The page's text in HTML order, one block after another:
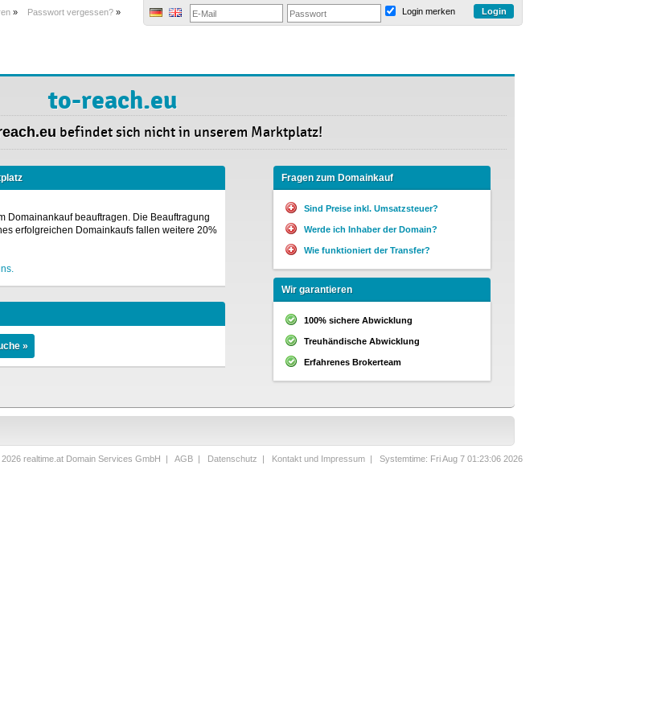
» Passwort vergessen? » Login merken
to-reach.eu
befindet sich nicht in unserem Marktplatz!
Domainankauf beauftragen. Die Beauftragung
erfolgreichen Domainkaufs fallen weitere 20%
Fragen zum Domainkauf
Sind Preise inkl. Umsatzsteuer?
Werde ich Inhaber der Domain?
Wie funktioniert der Transfer?
Wir garantieren
100% sichere Abwicklung
Treuhändische Abwicklung
Erfahrenes Brokerteam
realtime.at Domain Services GmbH | AGB | Datenschutz | Kontakt und Impressum | Systemtime: Fri Aug 7 01:23:06 2026